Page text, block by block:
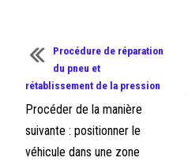
Procédure de réparation
du pneu et
rétablissement de la pression
Procéder de la manière
suivante : positionner le
véhicule dans une zone